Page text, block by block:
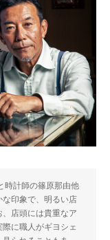
時計師の篠原那由他
な印象で、明るい店
店頭には貴重なア
に職人がギヨシェ